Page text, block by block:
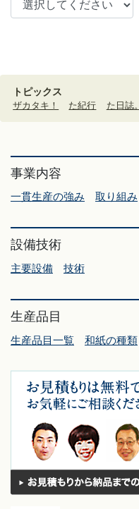
トピックス
ザカタキ！ た紀行 た日誌。
事業内容
一貫生産の強み 取り組み
設備技術
主要設備 技術
生産品目
生産品目一覧 和紙の種類